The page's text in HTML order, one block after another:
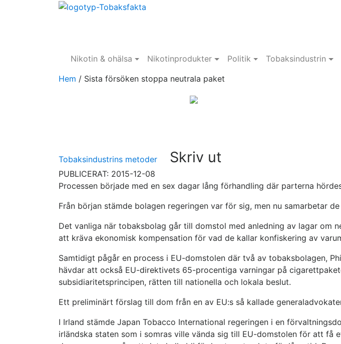
Nikotin & ohälsa Nikotinprodukter Politik Tobaksindustrin
Hem / Sista försöken stoppa neutrala paket
Tobaksindustrins metoder Skriv ut
PUBLICERAT: 2015-12-08
Processen började med en sex dagar lång förhandling där parterna
Från början stämde bolagen regeringen var för sig, men nu samarbetar
Det vanliga när tobaksbolag går till domstol med anledning av lagar
att kräva ekonomisk kompensation för vad de kallar konfiskering av
Samtidigt pågår en process i EU-domstolen där två av tobaksbolagen,
hävdar att också EU-direktivets 65-procentiga varningar på
subsidiaritetsprincipen, rätten till nationella och lokala beslut.
Ett preliminärt förslag till dom från en av EU:s så kallade
I Irland stämde Japan Tobacco International regeringen i en
irländska staten som i somras ville vända sig till EU-domstolen för att